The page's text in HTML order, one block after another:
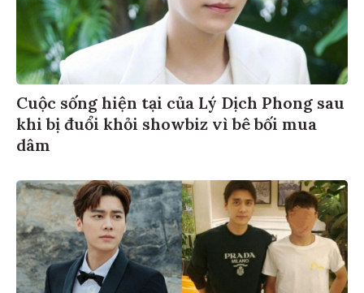
Cuộc sống hiện tại của Lý Dịch Phong sau
khi bị đuổi khỏi showbiz vì bê bối mua
dâm